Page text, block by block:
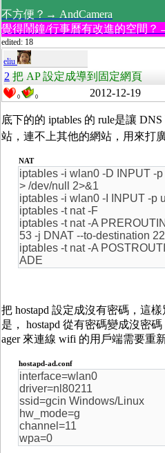
不方便？→ AndCamera
覺得鬧鐘/行事曆有改進的空間
edited: 18
eliu
2 把 AP 設定成導到固定網頁
0 0 2012-12-19
底下的的 iptables 的 rule是讓
站，連不上其他的網站，用來打
NAT
iptables -i wlan0 -D INPUT -
> /dev/null 2>&1
iptables -i wlan0 -I INPUT -p
iptables -t nat -F
iptables -t nat -A
53 -j DNAT --to-destination
iptables -t nat -A
ADE
把 hostapd 設定成沒有密碼，這
是， hostapd 從有密碼變成沒密
ager 來連線 wifi 的用戶端需要重
hostapd-ad.conf
interface=wlan0
driver=nl80211
ssid=gcin Windows/Linux
hw_mode=g
channel=11
wpa=0